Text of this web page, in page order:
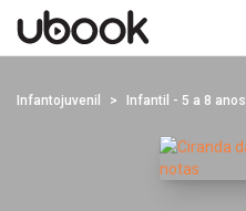
Infantojuvenil Infantil - 5 a 8 anos